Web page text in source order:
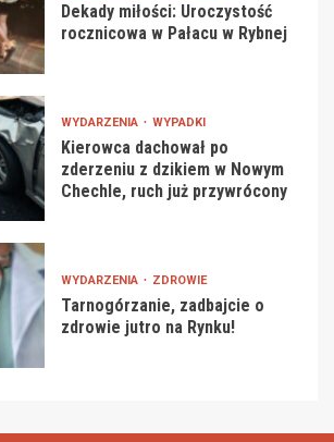
Dekady miłości: Uroczystość
rocznicowa w Pałacu w Rybnej
WYDARZENIA WYPADKI
Kierowca dachował po
zderzeniu z dzikiem w Nowym
Chechle, ruch już przywrócony
WYDARZENIA ZDROWIE
Tarnogórzanie, zadbajcie o
zdrowie jutro na Rynku!